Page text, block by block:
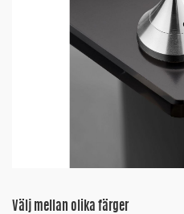
Välj mellan olika färger